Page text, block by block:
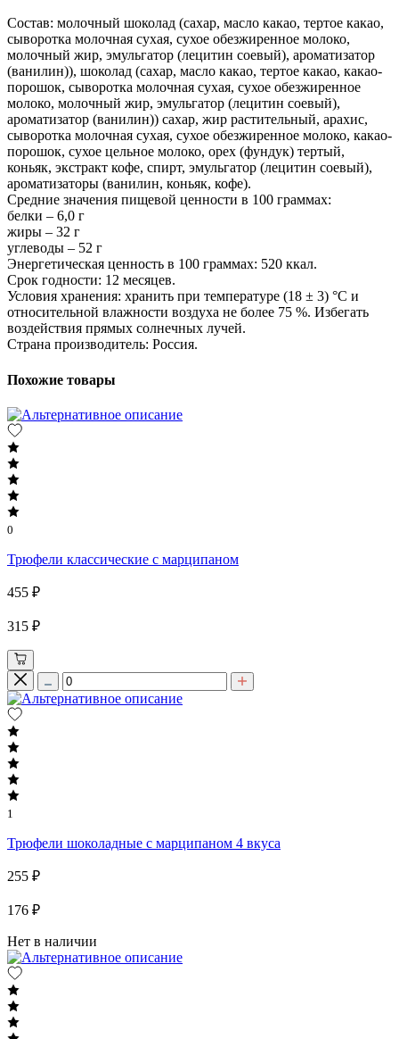
Состав: молочный шоколад (сахар, масло какао, тертое какао,
сыворотка молочная сухая, сухое обезжиренное молоко,
молочный жир, эмульгатор (лецитин соевый), ароматизатор
(ванилин)), шоколад (сахар, масло какао, тертое какао, какао-
порошок, сыворотка молочная сухая, сухое обезжиренное
молоко, молочный жир, эмульгатор (лецитин соевый),
ароматизатор (ванилин)) сахар, жир растительный, арахис,
сыворотка молочная сухая, сухое обезжиренное молоко, какао-
порошок, сухое цельное молоко, орех (фундук) тертый,
коньяк, экстракт кофе, спирт, эмульгатор (лецитин соевый),
ароматизаторы (ванилин, коньяк, кофе).
Средние значения пищевой ценности в 100 граммах:
белки – 6,0 г
жиры – 32 г
углеводы – 52 г
Энергетическая ценность в 100 граммах: 520 ккал.
Срок годности: 12 месяцев.
Условия хранения: хранить при температуре (18 ± 3) °C и
относительной влажности воздуха не более 75 %. Избегать
воздействия прямых солнечных лучей.
Страна производитель: Россия.
Похожие товары
0
Трюфели классические с марципаном
455 ₽
315 ₽
1
Трюфели шоколадные с марципаном 4 вкуса
255 ₽
176 ₽
Нет в наличии